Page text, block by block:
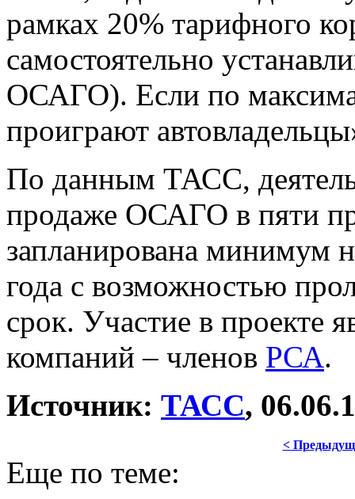
рамках 20% тарифного
самостоятельно
ОСАГО). Если по
проиграют
По данным ТАСС,
продаже ОСАГО в пяти
запланирована минимум
года с возможностью
срок. Участие в проекте
компаний – членов РСА.
Источник: ТАСС,
<
Еще по теме: